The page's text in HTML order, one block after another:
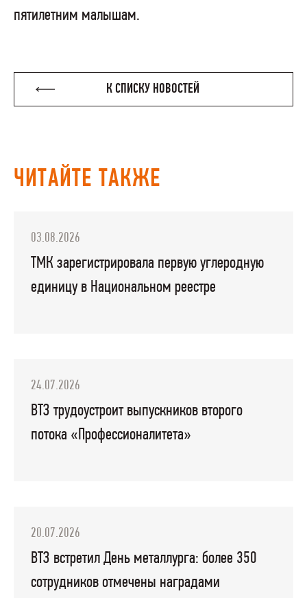
пятилетним малышам.
К СПИСКУ НОВОСТЕЙ
ЧИТАЙТЕ ТАКЖЕ
03.08.2026
ТМК зарегистрировала первую углеродную
единицу в Национальном реестре
24.07.2026
ВТЗ трудоустроит выпускников второго
потока «Профессионалитета»
20.07.2026
ВТЗ встретил День металлурга: более 350
сотрудников отмечены наградами